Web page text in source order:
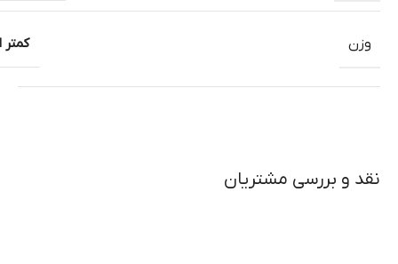
وزن کمتر از 10
نقد و بررسی مشتریان